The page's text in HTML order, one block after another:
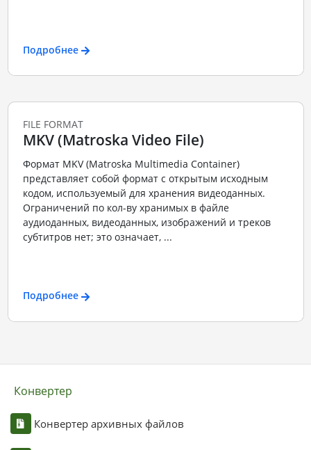
Подробнее
FILE FORMAT
MKV (Matroska Video File)
Формат MKV (Matroska Multimedia Container)
представляет собой формат с открытым исходным
кодом, используемый для хранения видеоданных.
Ограничений по кол-ву хранимых в файле
аудиоданных, видеоданных, изображений и треков
субтитров нет; это означает, ...
Подробнее
Конвертер
Конвертер архивных файлов